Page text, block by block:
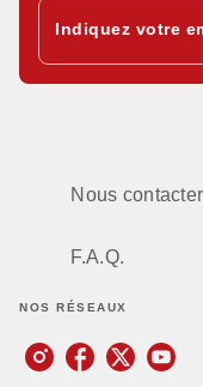
Indiquez votre
Nous contacter
F.A.Q.
NOS RÉSEAUX